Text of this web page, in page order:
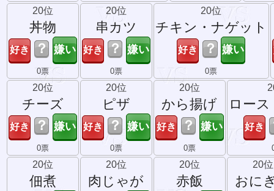
20位
丼物
？
0票
20位
串カツ
？
0票
20位
チキン・ナゲット
？
0票
20位
チーズ
？
0票
20位
ピザ
？
0票
20位
から揚げ
？
0票
ロー
20位
佃煮
20位
肉じゃが
20位
赤飯
20位
おに